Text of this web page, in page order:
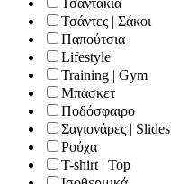
Τσάντες | Σάκοι
Παπούτσια
Lifestyle
Training | Gym
Μπάσκετ
Ποδόσφαιρο
Σαγιονάρες | Slides
Ρούχα
T-shirt | Top